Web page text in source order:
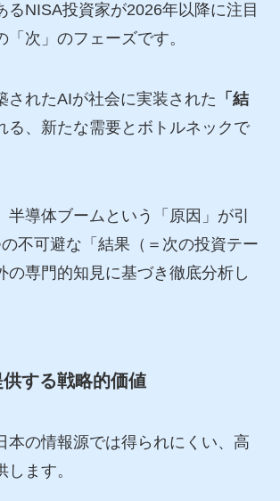
るNISA投資家が2026年以降に注目
「次」のフェーズです。
されたAIが社会に実装された 「結
る、新たな需要とボトルネックで
半導体ブームという「原因」が引
不可避な「結果（＝次の投資テー
の専門的知見に基づき徹底分析し
する戦略的価値
本の情報源では得られにくい、高
ます。